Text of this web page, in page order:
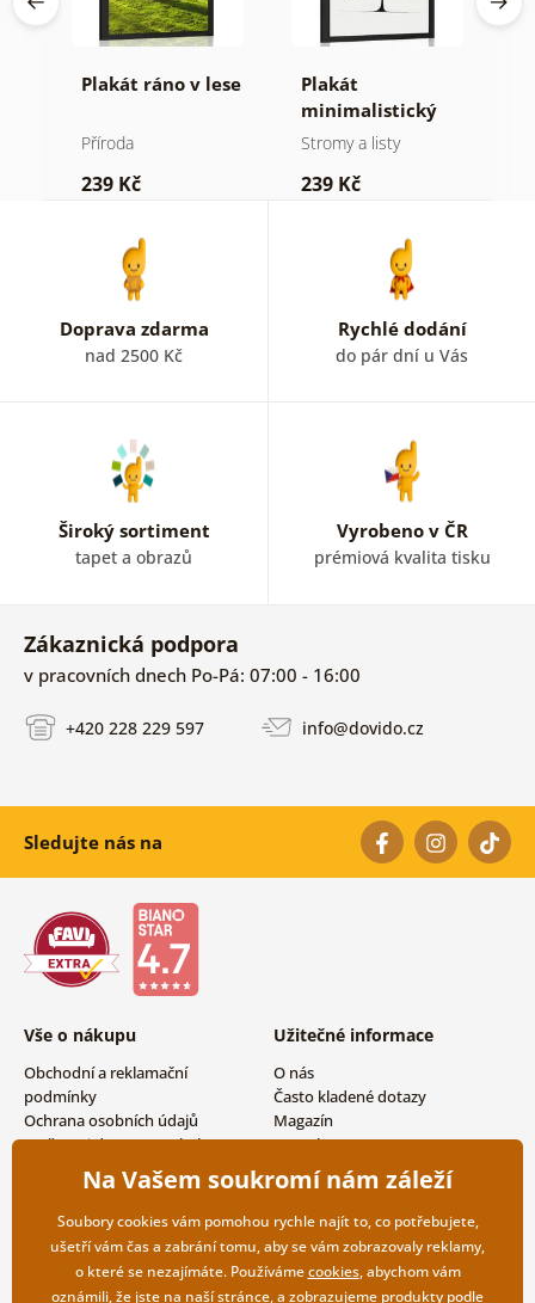
Plakát ráno v lese
Příroda
239 Kč
Plakát
minimalistický
jehličnatý strom
Stromy a listy
239 Kč
Doprava zdarma
nad 2500 Kč
Rychlé dodání
do pár dní u Vás
Široký sortiment
tapet a obrazů
Vyrobeno v ČR
prémiová kvalita tisku
Zákaznická podpora
v pracovních dnech Po-Pá: 07:00 - 16:00
+420 228 229 597 info@dovido.cz
Sledujte nás na
Vše o nákupu
Obchodní a reklamační
podmínky
Ochrana osobních údajů
Možnosti dopravy a platby
Vrácení zboží
Užitečné informace
O nás
Často kladené dotazy
Magazín
Kontakty
Velkoobchodní spolupráce
Na Vašem soukromí nám záleží
Soubory cookies vám pomohou rychle najít to, co potřebujete,
ušetří vám čas a zabrání tomu, aby se vám zobrazovaly reklamy,
o které se nezajímáte. Používámecookies, abychom vám
oznámili, že jste na naší stránce, a zobrazujeme produkty podle